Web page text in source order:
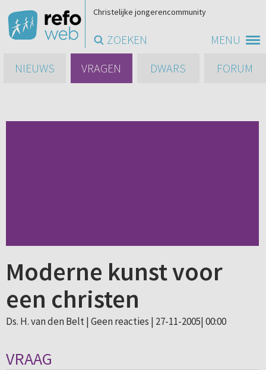
MENU
Christelijke jongerencommunity
ZOEKEN
NIEUWS
VRAGEN DWARS FORUM
Moderne kunst voor
een christen
Ds. H. van den Belt | Geen reacties | 27-11-2005| 00:00
VRAAG